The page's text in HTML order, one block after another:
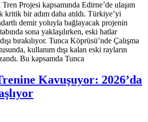
Projesi kapsamında Edirne’de ulaşım
kritik bir adım daha atıldı. Türkiye’yi
demir yoluyla bağlayacak projenin
sona yaklaşılırken, eski hatlar
bırakılıyor. Tunca Köprüsü’nde Çalışma
kullanım dışı kalan eski rayların
Bu kapsamda Tunca
Kavuşuyor: 2026’da